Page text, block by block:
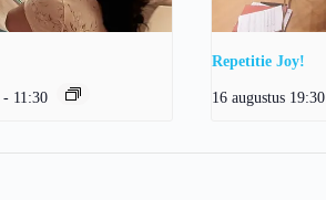
- 11:30
Repetitie Joy!
16 augustus 19:30